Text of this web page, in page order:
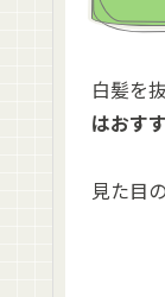
白髪を
はおす
見た目